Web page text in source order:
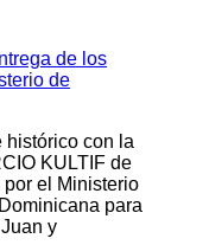
histórico con la
KULTIF de
el Ministerio
para
y